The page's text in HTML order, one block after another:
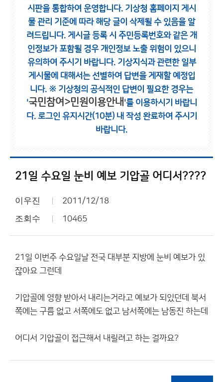
시판을 통합하여 운영합니다. 기상청 홈페이지 게시
물 관리 기준에 따라 해당 글이 삭제될 수 있음을 알
려드립니다. 게시글 등록 시 주민등록번호와 같은 개
인정보가 포함될 경우 개인정보 노출 위험이 있으니
유의하여 주시기 바랍니다. 기상지식과 관련한 일부
게시물에 대해서는 선별하여 답변을 게재할 예정입
니다. ※ 기상청의 공식적인 답변이 필요한 경우는
'국민참여>민원이용안내 '를 이용하시기 바랍니
다. 로그인 유지시간(10분) 내 작성 완료하여 주시기
바랍니다.
21일 수요일 눈비 예보 기압골 어디서????
이우진 2011/12/18
조회수 10465
21일 이번주 수요일날 전국 대부분 지방에 눈비 예보가 있
잖아요 그런데
기압골에 영향 받아서 내리는거라고 예보가 되있던데 북서
쪽에는 구름 없고 서쪽에도 없고 남서쪽에는 남동진 하는데
어디서 기압골이 접근해서 내릴려고 하는 걸까요?